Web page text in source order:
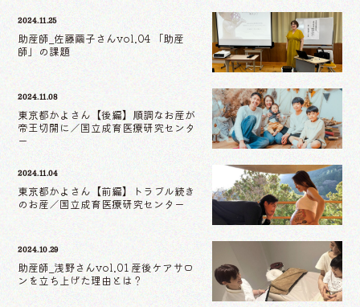
2024.11.25
助産師_佐藤繭子さんvol.04 「助産
師」の課題
2024.11.08
東京都かよさん【後編】順調なお産が
帝王切開に／国立成育医療研究センタ
ー
2024.11.04
東京都かよさん【前編】トラブル続き
のお産／国立成育医療研究センター
2024.10.29
助産師_浅野さんvol.01 産後ケアサロ
ンを立ち上げた理由とは？